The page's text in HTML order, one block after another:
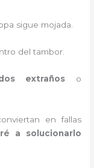
sigue mojada.
del tambor.
extraños o
en fallas
a solucionarlo